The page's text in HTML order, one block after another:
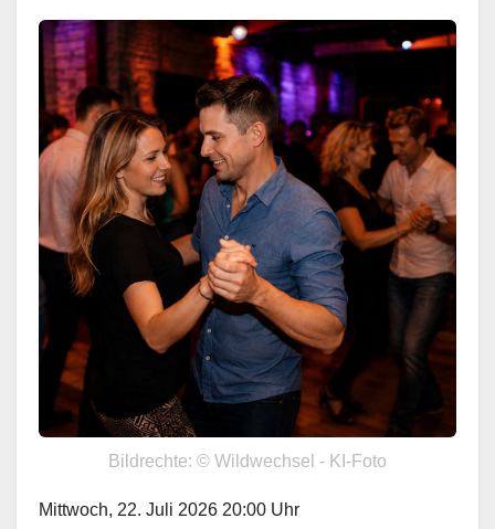
Bildrechte: © Wildwechsel - KI-Foto
Mittwoch, 22. Juli 2026 20:00 Uhr